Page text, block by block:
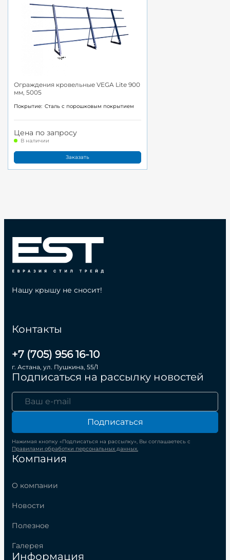
Ограждения кровельные VEGA Lite 900
мм, 5005
Покрытие: Cталь с порошковым покрытием
Цена по запросу
В наличии
Заказать
Компания
О компании
Новости
Полезное
Галерея
Информация
Контакты
+7 (705) 956 16-10
г. Астана, ул. Пушкина, 55/1
Подписаться на рассылку новостей
Подписаться
Нажимая кнопку «Подписаться на рассылку», Вы соглашаетесь с
Правилами обработки персональных данных.
Нашу крышу не сносит!